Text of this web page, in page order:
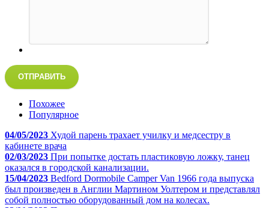
ОТПРАВИТЬ
Похожее
Популярное
04/05/2023 Худой парень трахает училку и медсестру в
кабинете врача
02/03/2023 При попытке достать пластиковую ложку, танец
оказался в городской канализации.
15/04/2023 Bedford Dormobile Camper Van 1966 года выпуска
был произведен в Англии Мартином Уолтером и представлял
собой полностью оборудованный дом на колесах.